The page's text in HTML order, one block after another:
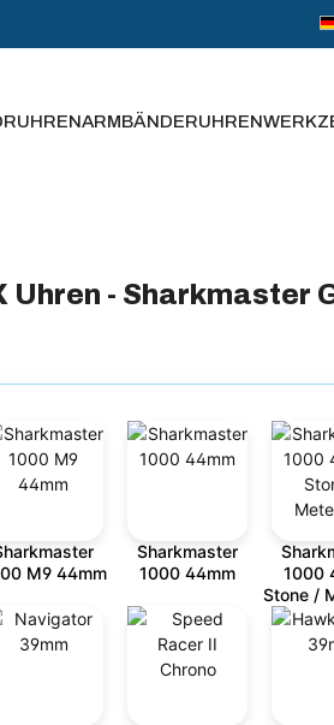
UHRENARMBÄNDER
Uhren - Sharkmaster
M9 44mm
Sharkmaster
1000 44mm
1000
Stone /